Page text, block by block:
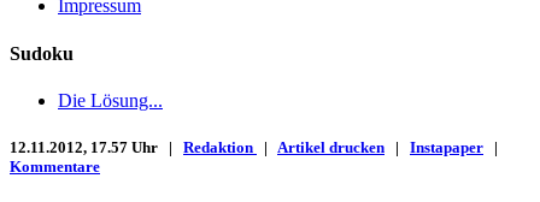
Impressum
Sudoku
Die Lösung...
12.11.2012, 17.57 Uhr | Redaktion | Artikel drucken | Instapaper |
Kommentare